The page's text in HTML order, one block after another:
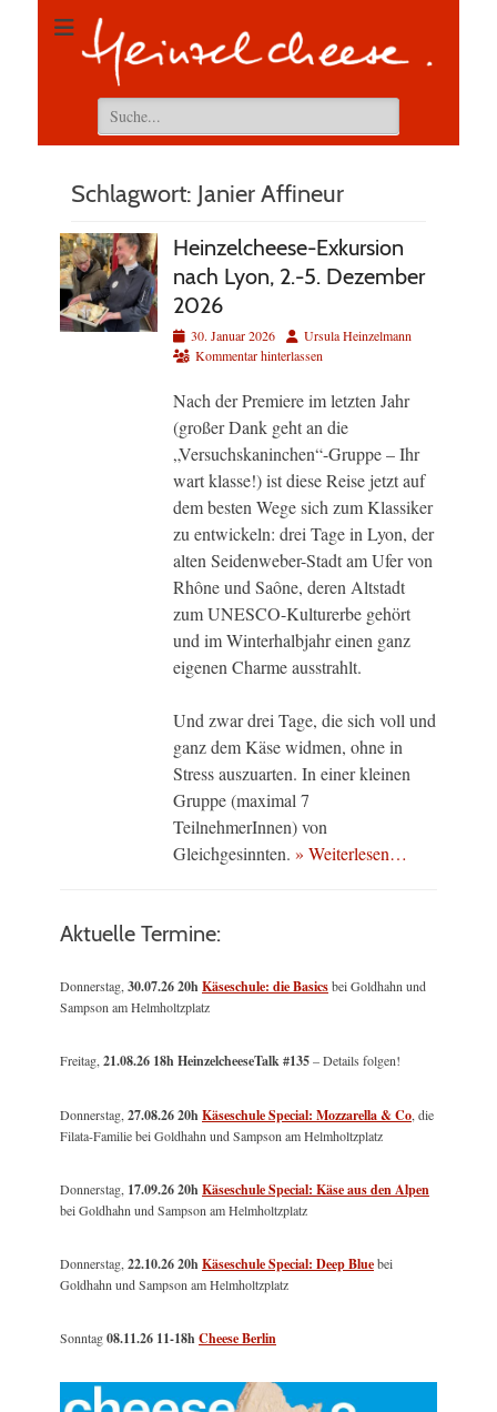
Suchen
nach:
Schlagwort: Janier Affineur
Heinzelcheese-Exkursion
nach Lyon, 2.-5. Dezember
2026
Veröffentlicht
am
30. Januar 2026 AutorUrsula Heinzelmann
Kommentar hinterlassen
Nach der Premiere im letzten Jahr
(großer Dank geht an die
„Versuchskaninchen“-Gruppe – Ihr
wart klasse!) ist diese Reise jetzt auf
dem besten Wege sich zum Klassiker
zu entwickeln: drei Tage in Lyon, der
alten Seidenweber-Stadt am Ufer von
Rhône und Saône, deren Altstadt
zum UNESCO-Kulturerbe gehört
und im Winterhalbjahr einen ganz
eigenen Charme ausstrahlt.
Und zwar drei Tage, die sich voll und
ganz dem Käse widmen, ohne in
Stress auszuarten. In einer kleinen
Gruppe (maximal 7
TeilnehmerInnen) von
Gleichgesinnten. » Weiterlesen…
Aktuelle Termine:
Donnerstag,30.07.26 20hKäseschule: die Basicsbei Goldhahn und
Sampson am Helmholtzplatz
Freitag,21.08.26 18h HeinzelcheeseTalk #135– Details folgen!
Donnerstag,27.08.26 20hKäseschule Special: Mozzarella & Co, die
Filata-Familie bei Goldhahn und Sampson am Helmholtzplatz
Donnerstag, 17.09.26 20hKäseschule Special: Käse aus den Alpen
bei Goldhahn und Sampson am Helmholtzplatz
Donnerstag,22.10.26 20hKäseschule Special: Deep Bluebei
Goldhahn und Sampson am Helmholtzplatz
Sonntag08.11.26 11-18hCheese Berlin